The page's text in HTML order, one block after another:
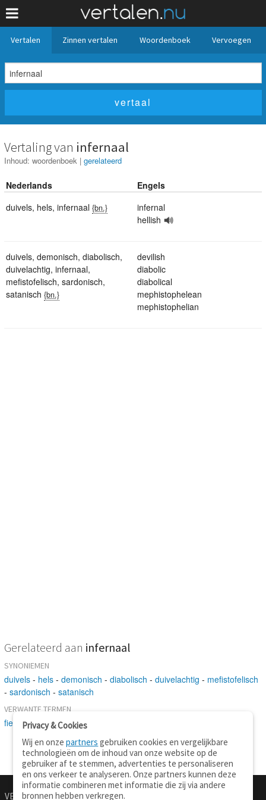
Vertalen Zinnen vertalen Woordenboek Vervoegen
Vertaling van infernaal
Inhoud: woordenboek | gerelateerd
Nederlands
Engels
duivels, hels, infernaal {bn.}
infernal
hellish
duivels, demonisch, diabolisch,
duivelachtig, infernaal,
mefistofelisch, sardonisch,
satanisch {bn.}
devilish
diabolic
diabolical
mephistophelean
mephistophelian
Gerelateerd aan infernaal
SYNONIEMEN
duivels - hels - demonisch - diabolisch - duivelachtig - mefistofelisch
- sardonisch - satanisch
VERWANTE TERMEN
fieltig
VERTALEN.NU
Privacy & Cookies
Wij en onzepartners gebruiken cookies en vergelijkbare
technologieën om de inhoud van onze website op de
gebruiker af te stemmen, advertenties te personaliseren
en ons verkeer te analyseren. Onze partners kunnen deze
informatie combineren met informatie die zij via andere
bronnen hebben verkregen.